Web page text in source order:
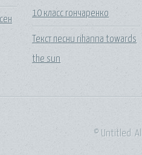
10 класс гончаренко
Текст песни rihanna towards
the sun
© Untitled.